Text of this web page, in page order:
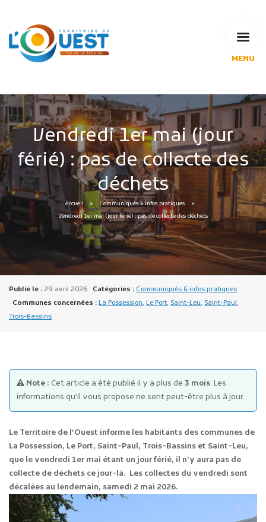
MENU
Espace Habitant
Espace Pro
Espace Pédagogique
RECHERCHE
CALENDRIERS DE COLLECTE
MES DÉMARCHES
Publicité des actes
Marchés publics
Projets financés par l'Europe
Plans d'accès
Vendredi 1er mai (jour
férié) : pas de collecte des
déchets
Accueil
Communiqués & infos pratiques
Vendredi 1er mai (jour férié) : pas de collecte des déchets
Publié le : 29 avril 2026 Catégories : Communiqués & infos pratiques
Communes concernées : La Possession,Le Port, Saint-Leu, Saint-Paul,
Trois-Bassins
Note : Cet article a été publié il y a plus de 3 mois. Les
informations qu'il vous propose ne sont peut-être plus à jour.
Le Territoire de l’Ouest informe les habitants des communes de
La Possession, Le Port, Saint-Paul, Trois-Bassins et Saint-Leu,
que le vendredi 1er mai étant un jour férié, il n’y aura pas de
collecte de déchets ce jour-là. Les collectes du vendredi sont
décalées au lendemain, samedi 2 mai 2026.